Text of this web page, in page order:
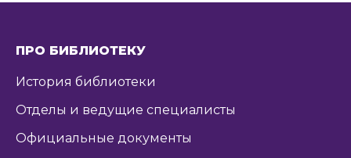
ПРО БИБЛИОТЕКУ
История библиотеки
Отделы и ведущие специалисты
Официальные документы